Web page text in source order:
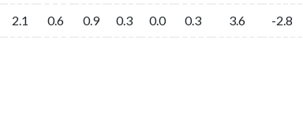
2.1 0.6 0.9 0.3 0.0 0.3 3.6 -2.8